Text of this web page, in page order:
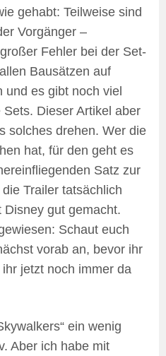
gehabt: Teilweise sind
Vorgänger –
Fehler bei der Set-
Bausätzen auf
und es gibt noch viel
Sets. Dieser Artikel aber
solches drehen. Wer die
hat, für den geht es
Satz zur
Trailer tatsächlich
gut gemacht.
Schaut euch
vorab an, bevor ihr
jetzt noch immer da
ein wenig
Aber ich habe mit